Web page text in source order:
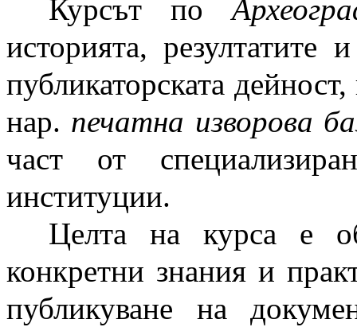
Курсът по
историята, резултатите
публикаторската
нар. печатна изворова
част от
институции.
Целта на курса е
конкретни знания и
публикуване на